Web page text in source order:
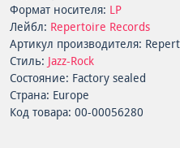
Формат носителя: LP
Лейбл: Repertoire Records
Артикул производителя:
Стиль: Jazz-Rock
Состояние: Factory sealed
Страна: Europe
Код товара: 00-00056280